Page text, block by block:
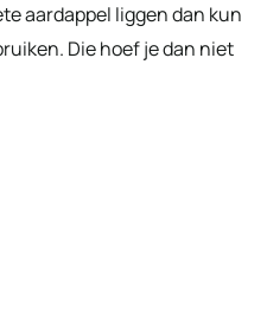
aardappel liggen dan kun
Die hoef je dan niet